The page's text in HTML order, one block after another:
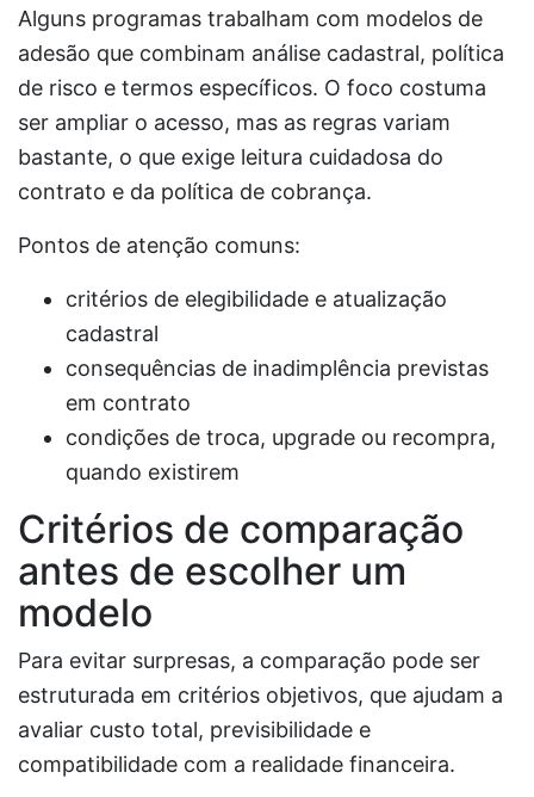
Alguns programas trabalham com modelos de
adesão que combinam análise cadastral, política
de risco e termos específicos. O foco costuma
ser ampliar o acesso, mas as regras variam
bastante, o que exige leitura cuidadosa do
contrato e da política de cobrança.
Pontos de atenção comuns:
critérios de elegibilidade e atualização
cadastral
consequências de inadimplência previstas
em contrato
condições de troca, upgrade ou recompra,
quando existirem
Critérios de comparação
antes de escolher um
modelo
Para evitar surpresas, a comparação pode ser
estruturada em critérios objetivos, que ajudam a
avaliar custo total, previsibilidade e
compatibilidade com a realidade financeira.